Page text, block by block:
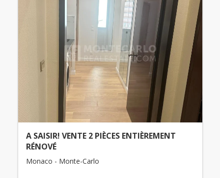
A SAISIR! VENTE 2 PIÈCES ENTIÈREMENT
RÉNOVÉ
Monaco - Monte-Carlo